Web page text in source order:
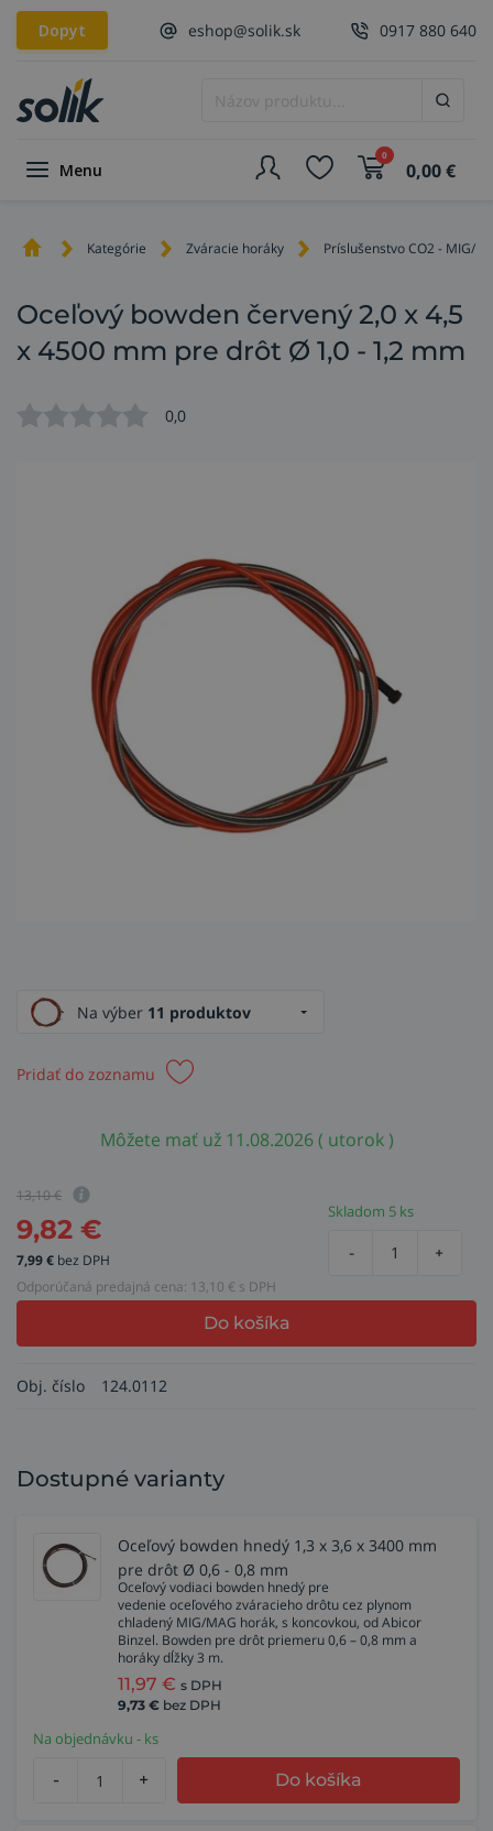
Dopyt eshop@solik.sk 0917 880 640
Menu
0
0,00€
Kategórie Zváracie horáky Príslušenstvo CO2 - MIG/
Oceľový bowden červený 2,0 x 4,5
x 4500 mm pre drôt Ø 1,0 - 1,2 mm
0,0
Na výber 11 produktov
Pridať do zoznamu
Môžete mať už 11.08.2026 ( utorok )
13,10€
9,82 €
7,99€ bez DPH
Odporúčaná predajná cena: 13,10 € s DPH
Skladom 5 ks
- +
Do košíka
Obj. číslo 124.0112
Dostupné varianty
Oceľový bowden hnedý 1,3 x 3,6 x 3400 mm
pre drôt Ø 0,6 - 0,8 mm
Oceľový vodiaci bowden hnedý pre
vedenie oceľového zváracieho drôtu cez plynom
chladený MIG/MAG horák, s koncovkou, od Abicor
Binzel. Bowden pre drôt priemeru 0,6 – 0,8 mm a
horáky dĺžky 3 m.
11,97 € s DPH
9,73 € bez DPH
Na objednávku - ks
- + Do košíka